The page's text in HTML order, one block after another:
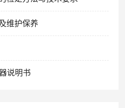
维护保养
说明书